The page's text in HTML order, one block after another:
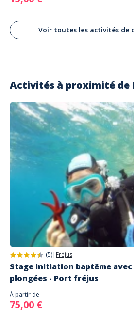
Voir toutes les activités de
Activités à proximité de
(5)| Fréjus
Stage initiation baptême avec
plongées - Port fréjus
À partir de
75,00 €